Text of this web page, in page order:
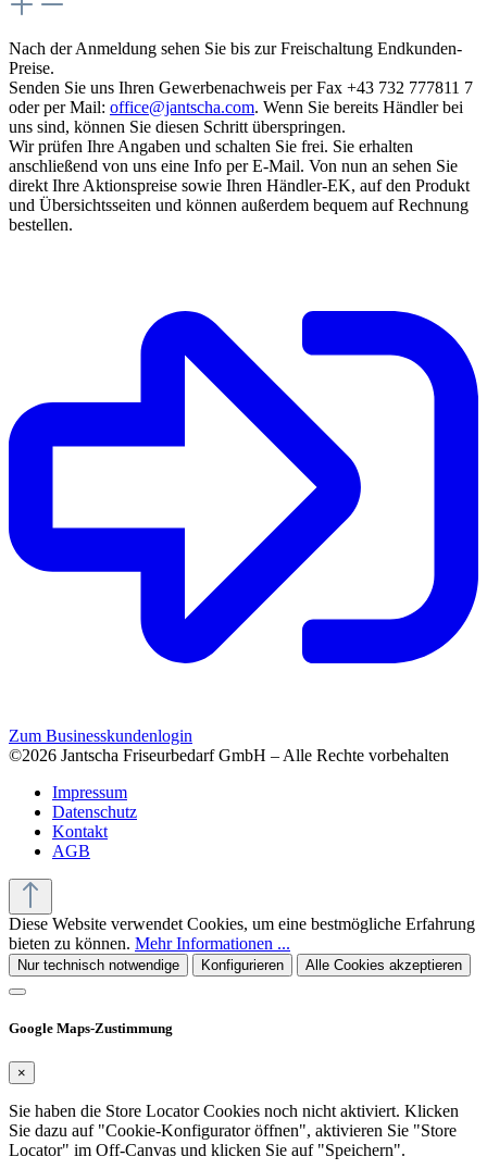
Nach der Anmeldung sehen Sie bis zur Freischaltung Endkunden-
Preise.
Senden Sie uns Ihren Gewerbenachweis per Fax +43 732 777811 7
oder per Mail: office@jantscha.com. Wenn Sie bereits Händler bei
uns sind, können Sie diesen Schritt überspringen.
Wir prüfen Ihre Angaben und schalten Sie frei. Sie erhalten
anschließend von uns eine Info per E-Mail. Von nun an sehen Sie
direkt Ihre Aktionspreise sowie Ihren Händler-EK, auf den Produkt
und Übersichtsseiten und können außerdem bequem auf Rechnung
bestellen.
Zum Businesskundenlogin
©2026 Jantscha Friseurbedarf GmbH – Alle Rechte vorbehalten
Impressum
Datenschutz
Kontakt
AGB
Diese Website verwendet Cookies, um eine bestmögliche Erfahrung
bieten zu können. Mehr Informationen ...
Nur technisch notwendige Konfigurieren Alle Cookies akzeptieren
Google Maps-Zustimmung
×
Sie haben die Store Locator Cookies noch nicht aktiviert. Klicken
Sie dazu auf "Cookie-Konfigurator öffnen", aktivieren Sie "Store
Locator" im Off-Canvas und klicken Sie auf "Speichern".